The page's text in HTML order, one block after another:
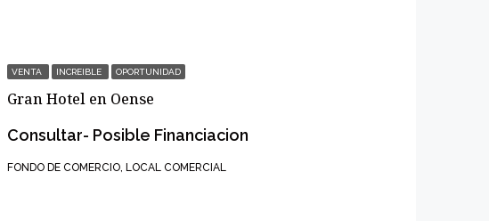
VENTA INCREIBLE OPORTUNIDAD
Gran Hotel en Oense
Consultar- Posible Financiacion
FONDO DE COMERCIO, LOCAL COMERCIAL